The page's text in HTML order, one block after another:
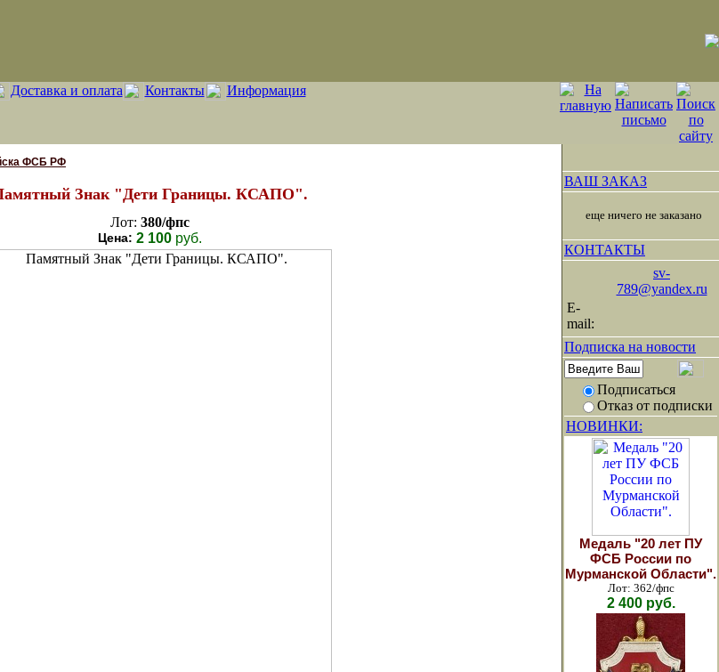
Доставка и оплата Контакты Информация
ФСБ РФ
Знак "Дети Границы. КСАПО".
Лот: 380/фпс
Цена: 2 100руб.
ВАШ ЗАКАЗ
еще ничего не заказано
КОНТАКТЫ
sv-
789@yandex.ru
E-
mail:
Подписка на новости
Подписаться
Отказ от подписки
НОВИНКИ:
Медаль "20 лет ПУ
ФСБ России по
Мурманской Области".
Лот: 362/фпс
2 400 руб.